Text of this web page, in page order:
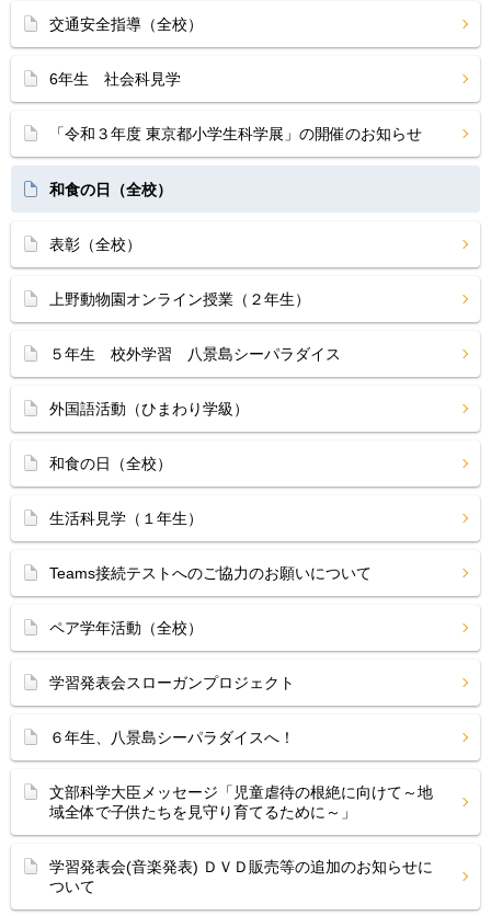
交通安全指導（全校）
6年生 社会科見学
「令和３年度 東京都小学生科学展」の開催のお知らせ
和食の日（全校）
表彰（全校）
上野動物園オンライン授業（２年生）
５年生 校外学習 八景島シーパラダイス
外国語活動（ひまわり学級）
和食の日（全校）
生活科見学（１年生）
Teams接続テストへのご協力のお願いについて
ペア学年活動（全校）
学習発表会スローガンプロジェクト
６年生、八景島シーパラダイスへ！
文部科学大臣メッセージ「児童虐待の根絶に向けて～地
域全体で子供たちを見守り育てるために～」
学習発表会(音楽発表) ＤＶＤ販売等の追加のお知らせに
ついて